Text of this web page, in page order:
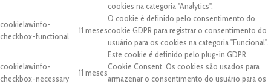
cookies na categoria "Analytics".
cookielawinfo-
checkbox-functional
11 meses
O cookie é definido pelo consentimento do
cookie GDPR para registrar o consentimento do
usuário para os cookies na categoria "Funcional".
cookielawinfo-
checkbox-necessary
11 meses
Este cookie é definido pelo plug-in GDPR
Cookie Consent. Os cookies são usados para
armazenar o consentimento do usuário para os